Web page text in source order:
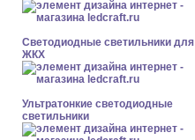
Светодиодные светильники для
ЖКХ
Ультратонкие светодиодные
светильники